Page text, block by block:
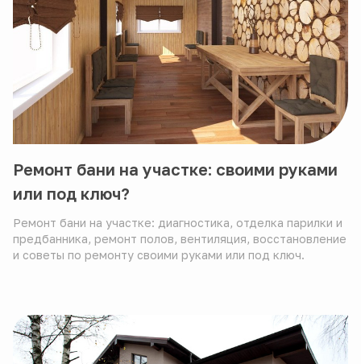
Ремонт бани на участке: своими руками
или под ключ?
Ремонт бани на участке: диагностика, отделка парилки и
предбанника, ремонт полов, вентиляция, восстановление
и советы по ремонту своими руками или под ключ.